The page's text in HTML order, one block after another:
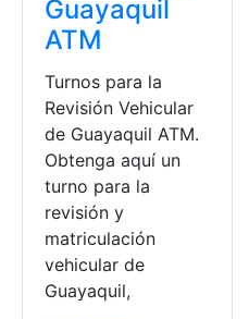
Guayaquil
ATM
Turnos para la
Revisión Vehicular
de Guayaquil ATM.
Obtenga aquí un
turno para la
revisión y
matriculación
vehicular de
Guayaquil,